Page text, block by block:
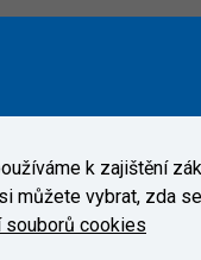
k zajištění
můžete vybrat, zda
souborů cookies